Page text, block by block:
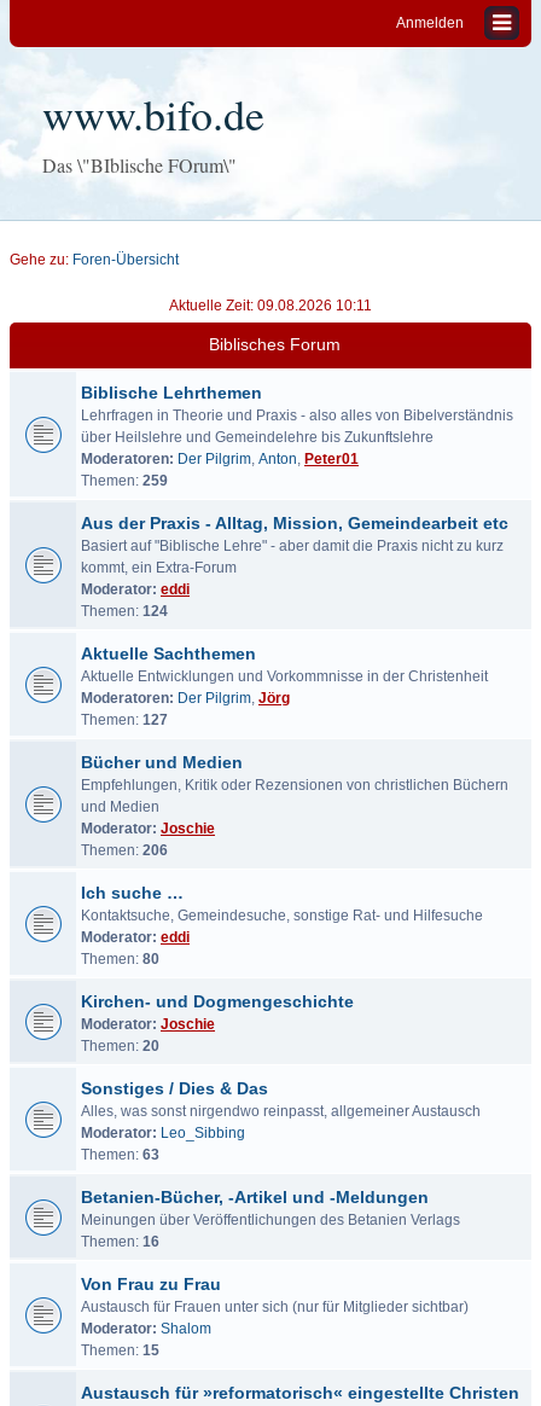
Anmelden
www.bifo.de
Das \"BIblische FOrum\"
Gehe zu: Foren-Übersicht
Aktuelle Zeit: 09.08.2026 10:11
Biblisches Forum
Biblische Lehrthemen
Lehrfragen in Theorie und Praxis - also alles von Bibelverständnis
über Heilslehre und Gemeindelehre bis Zukunftslehre
Moderatoren: Der Pilgrim, Anton, Peter01
Themen: 259
Aus der Praxis - Alltag, Mission, Gemeindearbeit etc
Basiert auf "Biblische Lehre" - aber damit die Praxis nicht zu kurz
kommt, ein Extra-Forum
Moderator: eddi
Themen: 124
Aktuelle Sachthemen
Aktuelle Entwicklungen und Vorkommnisse in der Christenheit
Moderatoren: Der Pilgrim, Jörg
Themen: 127
Bücher und Medien
Empfehlungen, Kritik oder Rezensionen von christlichen Büchern
und Medien
Moderator: Joschie
Themen: 206
Ich suche …
Kontaktsuche, Gemeindesuche, sonstige Rat- und Hilfesuche
Moderator: eddi
Themen: 80
Kirchen- und Dogmengeschichte
Moderator: Joschie
Themen: 20
Sonstiges / Dies & Das
Alles, was sonst nirgendwo reinpasst, allgemeiner Austausch
Moderator: Leo_Sibbing
Themen: 63
Betanien-Bücher, -Artikel und -Meldungen
Meinungen über Veröffentlichungen des Betanien Verlags
Themen: 16
Von Frau zu Frau
Austausch für Frauen unter sich (nur für Mitglieder sichtbar)
Moderator: Shalom
Themen: 15
Austausch für »reformatorisch« eingestellte Christen